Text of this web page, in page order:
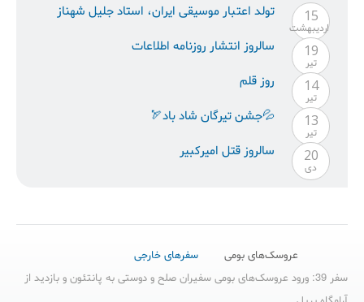
15
ارديبهشت
تولد اعتبار موسيقى ايران، استاد جليل شهناز
19
تیر
سالروز انتشار روزنامه اطلاعات
14
تیر
روز قلم
13
تیر
💦جشن تیرگان شاد باد🏹
20
دی
سالروز قتل امیرکبیر
عروسک‌های بومی
سفرهای خارجی
سفر 39: ورود عروسک‌های بومی سفیران صلح و دوستی به پانتئون و بازدید از